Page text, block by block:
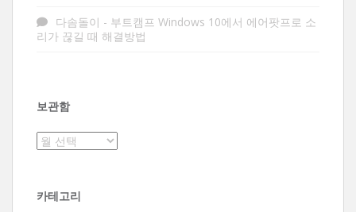
다솜돌이 - 부트캠프 Windows 10에서 에어팟프로 소
리가 끊길 때 해결방법
보관함
보
카테고리